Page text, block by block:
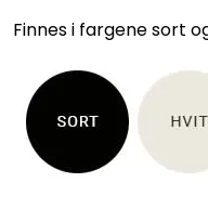
Finnes i fargene sort